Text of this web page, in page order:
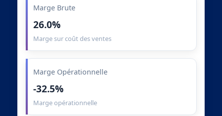
Marge Brute
26.0%
Marge sur coût des ventes
Marge Opérationnelle
-32.5%
Marge opérationnelle